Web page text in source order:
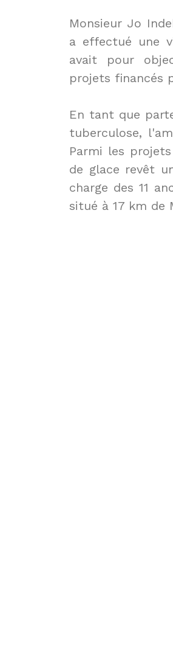
Monsieur Jo
a effectué une
avait pour
projets financés
En tant que
tuberculose,
Parmi les
de glace revêt
charge des 11
situé à 17 km de